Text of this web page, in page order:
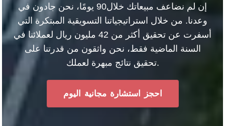
إن لم نضاعف مبيعاتك خلال90 يومًا، نحن جادون في
وعدنا. من خلال استراتيجياتنا التسويقية المبتكرة التي
أسفرت عن تحقيق أكثر من 42 مليون ريال لعملائنا في
السنة الماضية فقط، نحن واثقون من قدرتنا على
تحقيق نتائج مبهرة لعملك.
احجز استشارة مجانية اليوم